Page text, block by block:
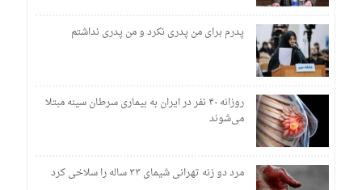
پدرم برای من پدری نکرد و من پدری نداشتم
روزانه ۴۰ نفر در ایران به بیماری سرطان سینه مبتلا
می‌شوند
مرد دو زنه تهرانی شیمای ۳۳ ساله را سلاخی کرد